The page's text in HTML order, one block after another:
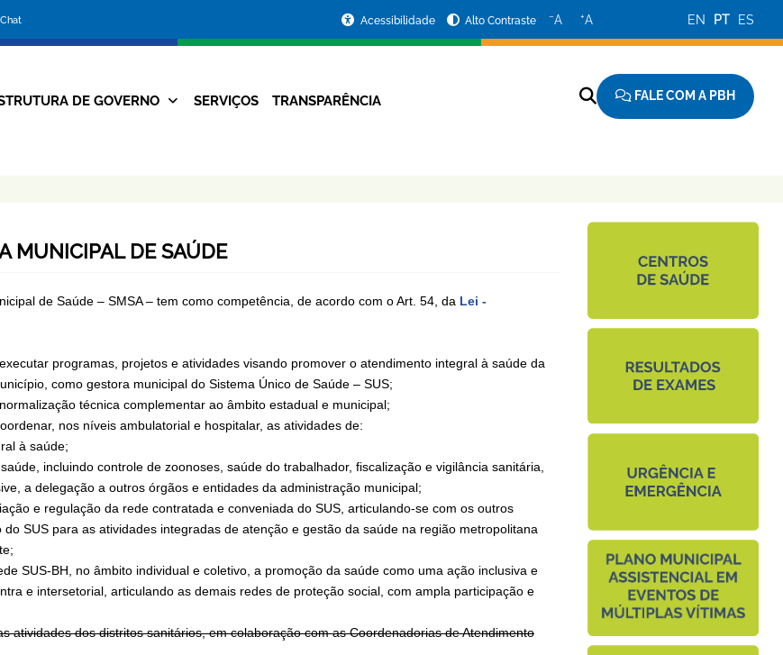
da
Prefeitura
Acessibilidade Alto Contraste −A +A EN PT ES
Navegação
DE GOVERNO SERVIÇOS TRANSPARÊNCIA FALE COM A PBH
MUNICIPAL DE SAÚDE
de Saúde – SMSA – tem como competência, de acordo com o Art. 54, da Lei -
programas, projetos e atividades visando promover o atendimento integral à saúde da
como gestora municipal do Sistema Único de Saúde – SUS;
técnica complementar ao âmbito estadual e municipal;
nos níveis ambulatorial e hospitalar, as atividades de:
à saúde;
incluindo controle de zoonoses, saúde do trabalhador, fiscalização e vigilância sanitária,
a delegação a outros órgãos e entidades da administração municipal;
e regulação da rede contratada e conveniada do SUS, articulando-se com os outros
do SUS para as atividades integradas de atenção e gestão da saúde na região metropolitana
SUS-BH, no âmbito individual e coletivo, a promoção da saúde como uma ação inclusiva e
e intersetorial, articulando as demais redes de proteção social, com ampla participação e
atividades dos distritos sanitários, em colaboração com as Coordenadorias de Atendimento